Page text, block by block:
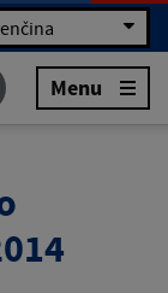
Menu